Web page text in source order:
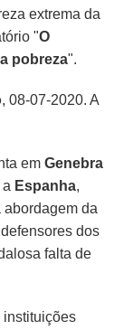
extrema da
"O
pobreza".
, 08-07-2020. A
emGenebra
Espanha,
da
dos
falta de
instituições